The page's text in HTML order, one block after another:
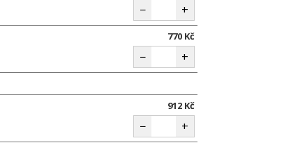
− +
770 Kč
− +
912 Kč
− +